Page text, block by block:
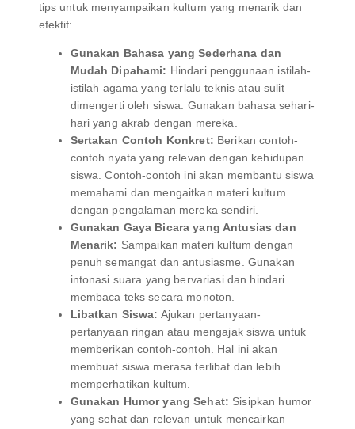
tips untuk menyampaikan kultum yang menarik dan
efektif:
Gunakan Bahasa yang Sederhana dan
Mudah Dipahami: Hindari penggunaan istilah-
istilah agama yang terlalu teknis atau sulit
dimengerti oleh siswa. Gunakan bahasa sehari-
hari yang akrab dengan mereka.
Sertakan Contoh Konkret: Berikan contoh-
contoh nyata yang relevan dengan kehidupan
siswa. Contoh-contoh ini akan membantu siswa
memahami dan mengaitkan materi kultum
dengan pengalaman mereka sendiri.
Gunakan Gaya Bicara yang Antusias dan
Menarik: Sampaikan materi kultum dengan
penuh semangat dan antusiasme. Gunakan
intonasi suara yang bervariasi dan hindari
membaca teks secara monoton.
Libatkan Siswa: Ajukan pertanyaan-
pertanyaan ringan atau mengajak siswa untuk
memberikan contoh-contoh. Hal ini akan
membuat siswa merasa terlibat dan lebih
memperhatikan kultum.
Gunakan Humor yang Sehat: Sisipkan humor
yang sehat dan relevan untuk mencairkan